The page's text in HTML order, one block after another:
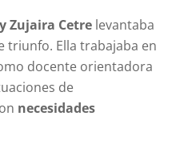
Zujaira Cetre levantaba
triunfo. Ella trabajaba en
docente orientadora
de
necesidades